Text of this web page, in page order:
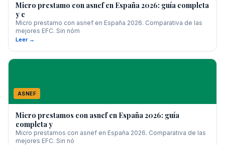
Micro prestamo con asnef en España 2026: guía completa
y c
Micro prestamo con asnef en España 2026. Comparativa de las
mejores EFC. Sin nóm
Leer →
ASNEF
Micro prestamos con asnef en España 2026: guía
completa y
Micro prestamos con asnef en España 2026. Comparativa de las
mejores EFC. Sin nó